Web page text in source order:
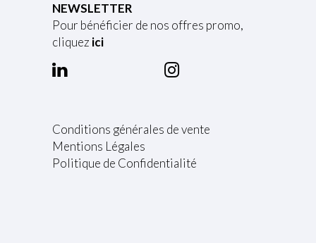
NEWSLETTER
Pour bénéficier de nos offres promo,
cliquez ici
Conditions générales de vente
Mentions Légales
Politique de Confidentialité